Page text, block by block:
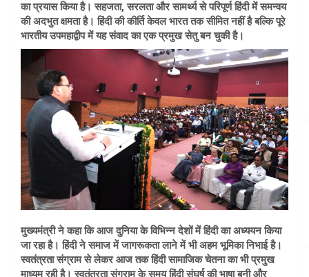
का प्रयास किया है। सहजता, सरलता और सामर्थ्य से परिपूर्ण हिंदी में समन्वय
की अदभुत क्षमता है। हिंदी की कीर्ति केवल भारत तक सीमित नहीं है बल्कि पूरे
भारतीय उपमहाद्वीप में यह संवाद का एक प्रमुख सेतु बन चुकी है।
मुख्यमंत्री ने कहा कि आज दुनिया के विभिन्न देशों में हिंदी का अध्ययन किया
जा रहा है। हिंदी ने समाज में जागरूकता लाने में भी अहम भूमिका निभाई है।
स्वतंत्रता संग्राम से लेकर आज तक हिंदी सामाजिक चेतना का भी प्रमुख
माध्यम रही है। स्वतंत्रता संग्राम के समय हिंदी संघर्ष की भाषा बनी और